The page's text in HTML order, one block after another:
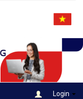
Login